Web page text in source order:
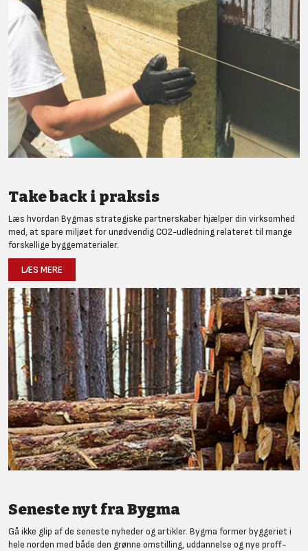
Take back i praksis
Læs hvordan Bygmas strategiske partnerskaber hjælper din virksomhed
med, at spare miljøet for unødvendig CO2-udledning relateret til mange
forskellige byggematerialer.
LÆS MERE
Seneste nyt fra Bygma
Gå ikke glip af de seneste nyheder og artikler. Bygma former byggeriet i
hele norden med både den grønne omstilling, uddannelse og nye proff-